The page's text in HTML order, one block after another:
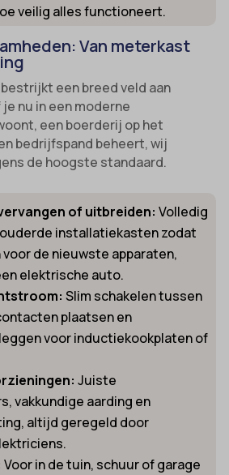
veilig alles functioneert.
Van meterkast
een breed veld aan
nu in een moderne
een boerderij op het
bedrijfspand beheert, wij
de hoogste standaard.
of uitbreiden: Volledig
installatiekasten zodat
de nieuwste apparaten,
elektrische auto.
Slim schakelen tussen
plaatsen en
voor inductiekookplaten of
Juiste
vakkundige aarding en
altijd geregeld door
Voor in de tuin, schuur of garage